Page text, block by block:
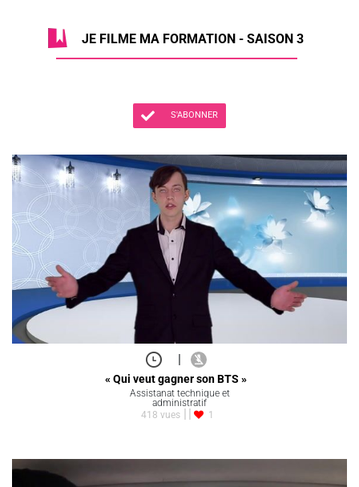
JE FILME MA FORMATION - SAISON 3
S'ABONNER
|
« Qui veut gagner son BTS »
Assistanat technique et
administratif
418 vues
1